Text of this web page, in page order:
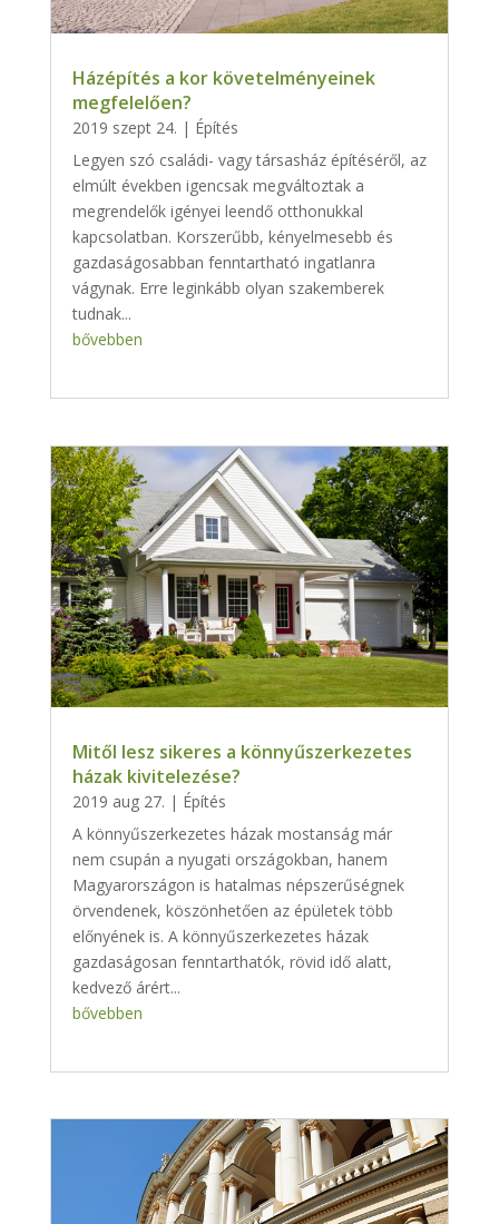
Házépítés a kor követelményeinek
megfelelően?
2019 szept 24. | Építés
Legyen szó családi- vagy társasház építéséről, az
elmúlt években igencsak megváltoztak a
megrendelők igényei leendő otthonukkal
kapcsolatban. Korszerűbb, kényelmesebb és
gazdaságosabban fenntartható ingatlanra
vágynak. Erre leginkább olyan szakemberek
tudnak...
bővebben
Mitől lesz sikeres a könnyűszerkezetes
házak kivitelezése?
2019 aug 27. | Építés
A könnyűszerkezetes házak mostanság már
nem csupán a nyugati országokban, hanem
Magyarországon is hatalmas népszerűségnek
örvendenek, köszönhetően az épületek több
előnyének is. A könnyűszerkezetes házak
gazdaságosan fenntarthatók, rövid idő alatt,
kedvező árért...
bővebben